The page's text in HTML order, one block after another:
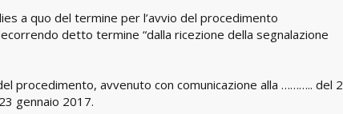
a quo del termine per l’avvio del procedimento
detto termine “dalla ricezione della segnalazione
procedimento, avvenuto con comunicazione alla ……….. del 2
gennaio 2017.